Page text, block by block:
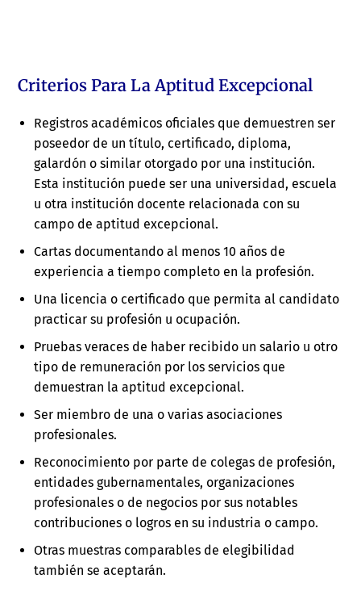
Criterios Para La Aptitud Excepcional
Registros académicos oficiales que demuestren ser
poseedor de un título, certificado, diploma,
galardón o similar otorgado por una institución.
Esta institución puede ser una universidad, escuela
u otra institución docente relacionada con su
campo de aptitud excepcional.
Cartas documentando al menos 10 años de
experiencia a tiempo completo en la profesión.
Una licencia o certificado que permita al candidato
practicar su profesión u ocupación.
Pruebas veraces de haber recibido un salario u otro
tipo de remuneración por los servicios que
demuestran la aptitud excepcional.
Ser miembro de una o varias asociaciones
profesionales.
Reconocimiento por parte de colegas de profesión,
entidades gubernamentales, organizaciones
profesionales o de negocios por sus notables
contribuciones o logros en su industria o campo.
Otras muestras comparables de elegibilidad
también se aceptarán.